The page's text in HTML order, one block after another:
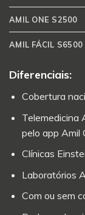
AMIL ONE S2500
AMIL FÁCIL S6500
Diferenciais:
Cobertura
Telemedicina
pelo app Amil
Clínicas
Laboratórios
Com ou sem